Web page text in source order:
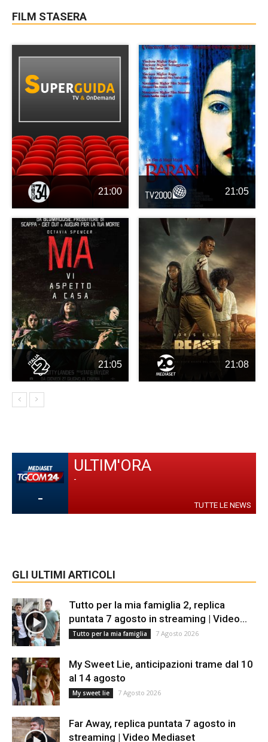
FILM STASERA
21:00 21:05
21:05 21:08
-
ULTIM'ORA
-
TUTTE LE NEWS
GLI ULTIMI ARTICOLI
Tutto per la mia famiglia 2, replica
puntata 7 agosto in streaming | Video...
Tutto per la mia famiglia 7 Agosto 2026
My Sweet Lie, anticipazioni trame dal 10
al 14 agosto
My sweet lie 7 Agosto 2026
Far Away, replica puntata 7 agosto in
streaming | Video Mediaset